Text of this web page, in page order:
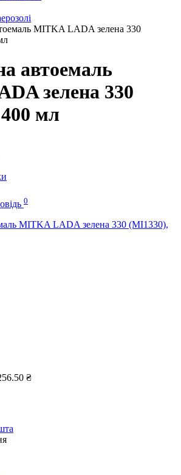
MITKA LADA зелена 330
автоемаль
зелена 330
мл
0
₴